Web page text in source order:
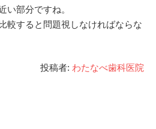
い部分ですね。
較すると問題視しなければならな
投稿者: わたなべ歯科医院